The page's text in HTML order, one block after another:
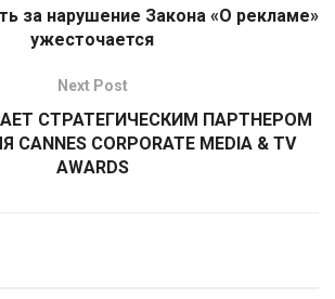
за нарушение Закона «О рекламе»
ужесточается
Next Post
СТРАТЕГИЧЕСКИМ ПАРТНЕРОМ
CORPORATE MEDIA & TV
AWARDS